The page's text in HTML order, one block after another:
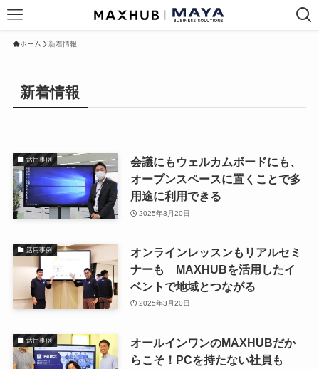
ホーム 新着情報
新着情報
活用事例
会議にもウェルカムボードにも、
オープンスペースに置くことで多
用途に利用できる
2025年3月20日
活用事例
オンラインレッスンもリアルセミ
ナーも MAXHUBを活用したイ
ベントで地域とつながる
2025年3月20日
活用事例
オールインワンのMAXHUBだか
らこそ！PCを持たない社員も